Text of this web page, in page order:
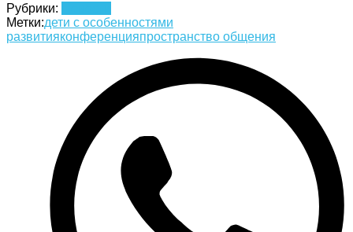
Рубрики:
Метки:дети с особенностями
развитияконференцияпространство общения